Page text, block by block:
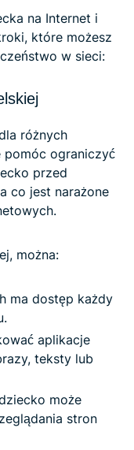
na Internet i
które możesz
w sieci:
różnych
pomóc ograniczyć
przed
co jest narażone
można:
ma dostęp każdy
aplikacje
teksty lub
może
stron